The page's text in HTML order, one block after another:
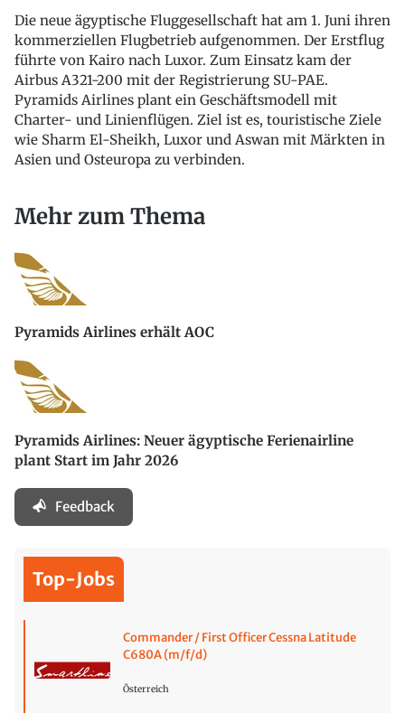
Die neue ägyptische Fluggesellschaft hat am 1. Juni ihren
kommerziellen Flugbetrieb aufgenommen. Der Erstflug
führte von Kairo nach Luxor. Zum Einsatz kam der
Airbus A321-200 mit der Registrierung SU-PAE.
Pyramids Airlines plant ein Geschäftsmodell mit
Charter- und Linienflügen. Ziel ist es, touristische Ziele
wie Sharm El-Sheikh, Luxor und Aswan mit Märkten in
Asien und Osteuropa zu verbinden.
Mehr zum Thema
Pyramids Airlines erhält AOC
Pyramids Airlines: Neuer ägyptische Ferienairline
plant Start im Jahr 2026
Feedback
Top-Jobs
Commander / First Officer Cessna Latitude
C680A (m/f/d)
Österreich